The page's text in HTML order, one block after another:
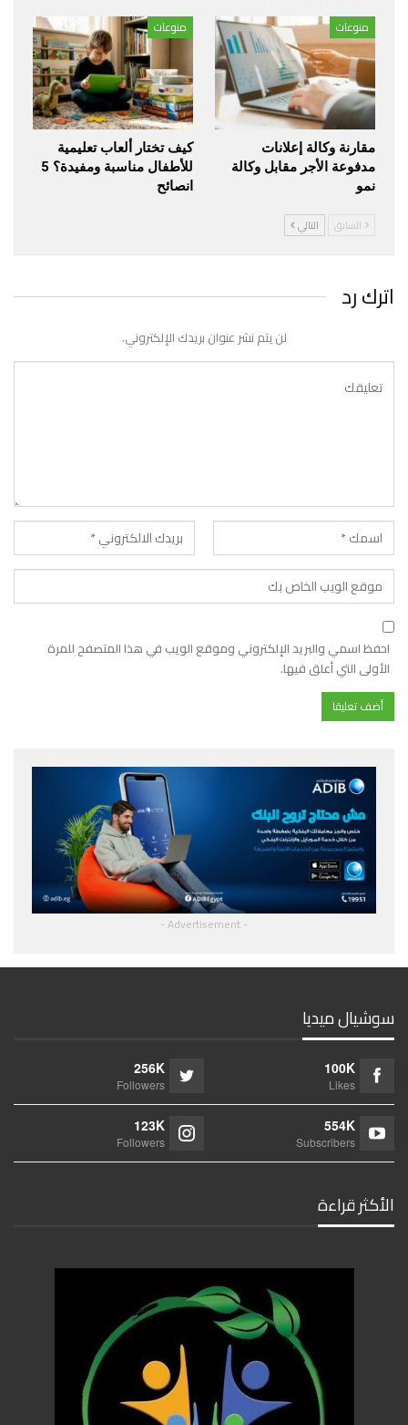
منوعات
مقارنة وكالة إعلانات
مدفوعة الأجر مقابل وكالة
نمو
منوعات
كيف تختار ألعاب تعليمية
للأطفال مناسبة ومفيدة؟ 5
انصائح
السابق التالي
اترك رد
لن يتم نشر عنوان بريدك الإلكتروني.
احفظ اسمي والبريد الإلكتروني وموقع الويب في هذا المتصفح للمرة
الأولى التي أعلق فيها.
- Advertisement -
سوشيال ميديا
100K
Likes
256K
Followers
554K
Subscribers
123K
Followers
الأكثر قراءة